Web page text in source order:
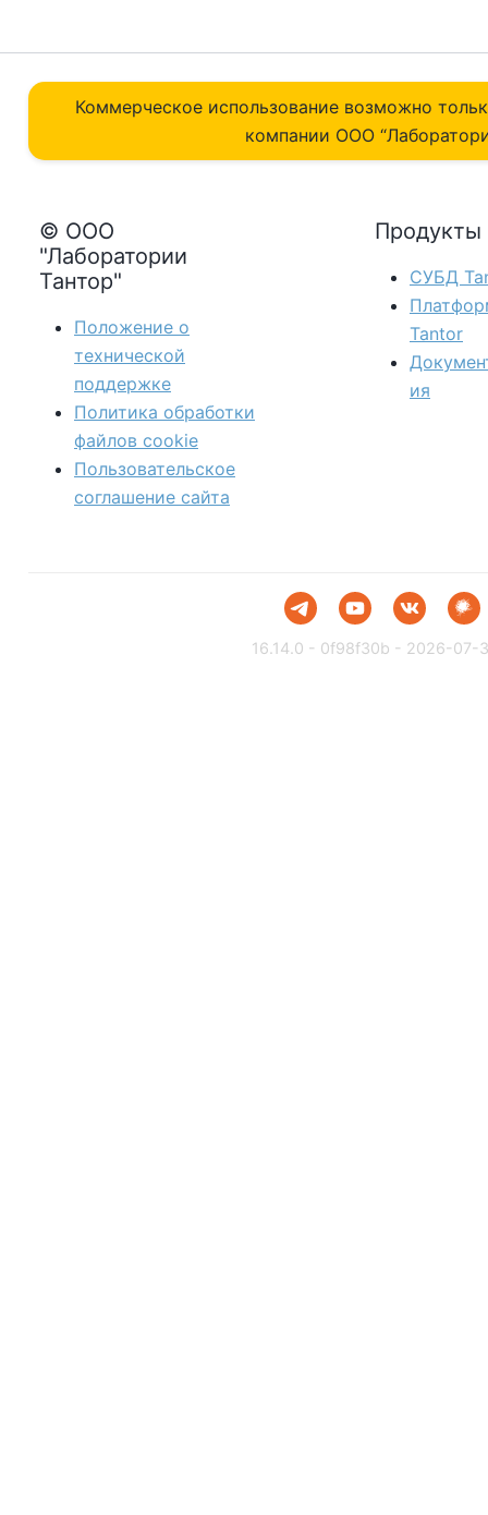
Коммерческое использование возможно
компании ОOO
© ООО
"Лаборатории
Тантор"
Положение о
технической
поддержке
Политика обработки
файлов сookie
Пользовательское
соглашение сайта
Продукты
СУБД
Tantor
ия
16.14.0 - 0f98f30b - 2026-07-